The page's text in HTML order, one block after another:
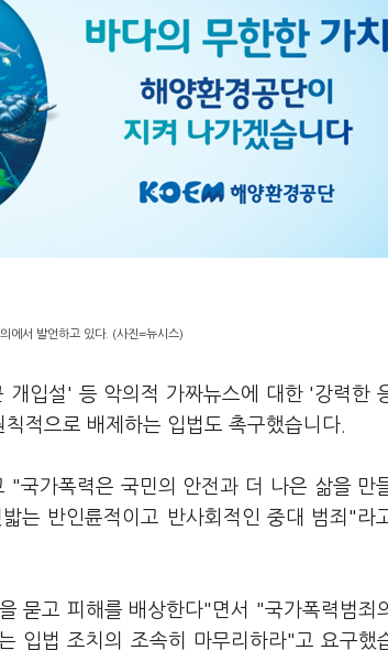
에서 발언하고 있다. (사진=뉴시스)
입설' 등 악의적 가짜뉴스에 대한 '강력한
적으로 배제하는 입법도 촉구했습니다.
"국가폭력은 국민의 안전과 더 나은 삶을 만
는 반인륜적이고 반사회적인 중대 범죄"라
묻고 피해를 배상한다"면서 "국가폭력범죄
입법 조치의 조속히 마무리하라"고 요구했